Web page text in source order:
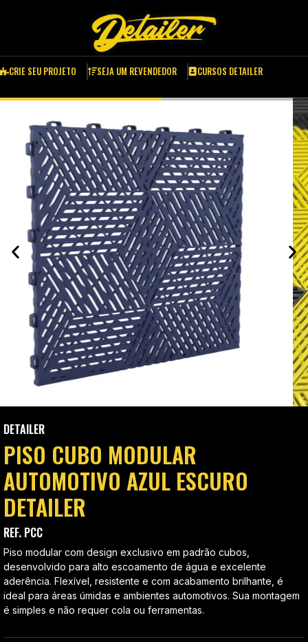
CRIE SEU PROJETO SEJA UM REVENDEDOR CURSOS DETAILER
DETAILER
PISO CUBO MODULAR
AUTOMOTIVO AZUL ESCURO
DETAILER
REF. PCC
Piso modular com design exclusivo em padrão cubos,
desenvolvido para alto escoamento de água e excelente
aderência. Flexível, resistente e com acabamento brilhante, é
ideal para áreas úmidas e ambientes automotivos. Sua montagem
é simples e não requer cola ou ferramentas.